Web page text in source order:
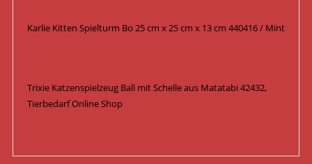
Karlie Kitten Spielturm Bo 25 cm x 25 cm x 13 cm 440416 / Mint
Trixie Katzenspielzeug Ball mit Schelle aus Matatabi 42432,
Tierbedarf Online Shop